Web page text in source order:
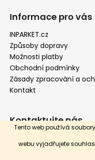
Tento web používá
webu vyjadřujete
Informace pro vás
INPARKET.cz
Způsoby dopravy
Možnosti platby
Obchodní podmínky
Zásady zpracování a
Kontakt
Kontaktujte nás